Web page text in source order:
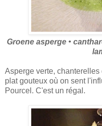
Groene asperge •
Asperge verte,
plat gouteux où on sent
Pourcel. C'est un régal.